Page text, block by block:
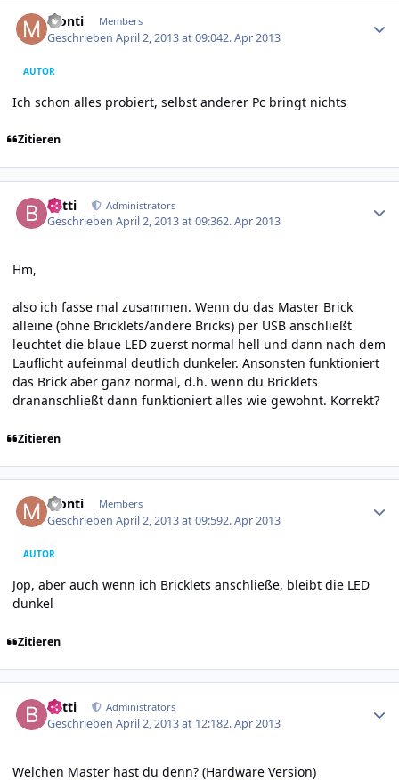
Monti Members
GeschriebenApril 2, 2013 at 09:042. Apr 2013
AUTOR
Ich schon alles probiert, selbst anderer Pc bringt nichts
Zitieren
batti Administrators
GeschriebenApril 2, 2013 at 09:362. Apr 2013
Hm,
also ich fasse mal zusammen. Wenn du das Master Brick
alleine (ohne Bricklets/andere Bricks) per USB anschließt
leuchtet die blaue LED zuerst normal hell und dann nach dem
Lauflicht aufeinmal deutlich dunkeler. Ansonsten funktioniert
das Brick aber ganz normal, d.h. wenn du Bricklets
drananschließt dann funktioniert alles wie gewohnt. Korrekt?
Zitieren
Monti Members
GeschriebenApril 2, 2013 at 09:592. Apr 2013
AUTOR
Jop, aber auch wenn ich Bricklets anschließe, bleibt die LED
dunkel
Zitieren
batti Administrators
GeschriebenApril 2, 2013 at 12:182. Apr 2013
Welchen Master hast du denn? (Hardware Version)